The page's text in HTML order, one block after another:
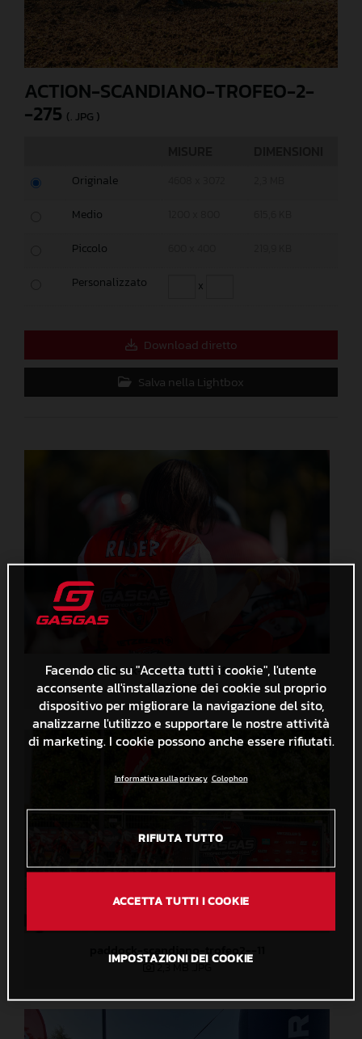
ACTION-SCANDIANO-TROFEO-2-
-275 (. JPG )
Originale
Medio
Piccolo
Personalizzato x
Download diretto
Salva nella Lightbox
paddock-scandiano-trofeo--39
2,1 MB.JPG
paddock-scandiano-trofeo2--11
2,3 MB.JPG
Facendo clic su "Accetta tutti i cookie", l'utente
acconsente all'installazione dei cookie sul proprio
dispositivo per migliorare la navigazione del sito,
analizzarne l'utilizzo e supportare le nostre attività
di marketing. I cookie possono anche essere rifiutati.
Informativa sulla privacy Colophon
RIFIUTA TUTTO
ACCETTA TUTTI I COOKIE
IMPOSTAZIONI DEI COOKIE